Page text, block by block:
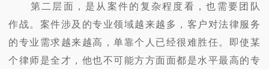
第二层面，是从案件的复杂程度看，也需要团队
作战。案件涉及的专业领域越来越多，客户对法律服务
的专业需求越来越高，单靠个人已经很难胜任。即使某
个律师是全才，他也不可能方方面面都是水平最高的专